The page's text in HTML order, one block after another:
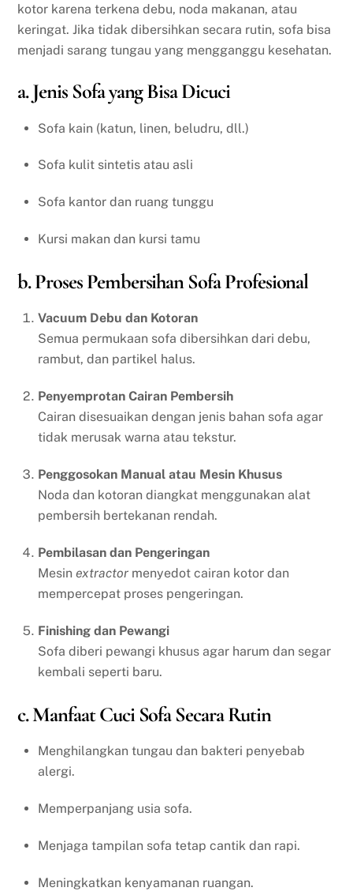
kotor karena terkena debu, noda makanan, atau
keringat. Jika tidak dibersihkan secara rutin, sofa bisa
menjadi sarang tungau yang mengganggu kesehatan.
a. Jenis Sofa yang Bisa Dicuci
Sofa kain (katun, linen, beludru, dll.)
Sofa kulit sintetis atau asli
Sofa kantor dan ruang tunggu
Kursi makan dan kursi tamu
b. Proses Pembersihan Sofa Profesional
Vacuum Debu dan Kotoran
Semua permukaan sofa dibersihkan dari debu,
rambut, dan partikel halus.
Penyemprotan Cairan Pembersih
Cairan disesuaikan dengan jenis bahan sofa agar
tidak merusak warna atau tekstur.
Penggosokan Manual atau Mesin Khusus
Noda dan kotoran diangkat menggunakan alat
pembersih bertekanan rendah.
Pembilasan dan Pengeringan
Mesin extractor menyedot cairan kotor dan
mempercepat proses pengeringan.
Finishing dan Pewangi
Sofa diberi pewangi khusus agar harum dan segar
kembali seperti baru.
c. Manfaat Cuci Sofa Secara Rutin
Menghilangkan tungau dan bakteri penyebab
alergi.
Memperpanjang usia sofa.
Menjaga tampilan sofa tetap cantik dan rapi.
Meningkatkan kenyamanan ruangan.